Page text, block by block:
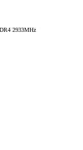
2933MHz